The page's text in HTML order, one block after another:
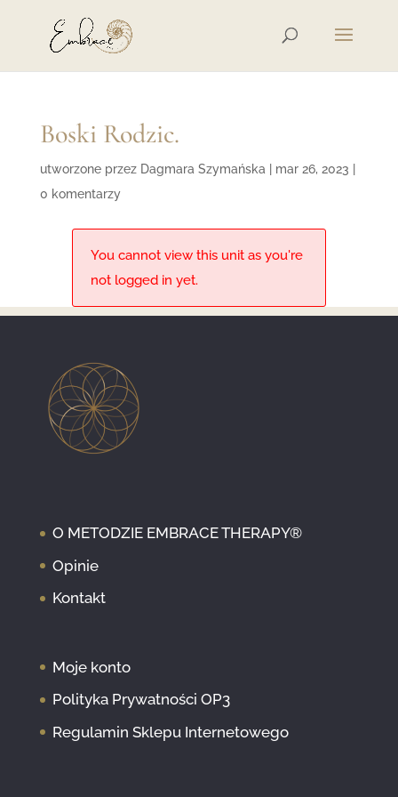
Boski Rodzic.
utworzone przez Dagmara Szymańska mar 26, 2023
0 komentarzy
You cannot view this unit as you're
not logged in yet.
O METODZIE EMBRACE THERAPY®
Opinie
Kontakt
Moje konto
Polityka Prywatności OP3
Regulamin Sklepu Internetowego